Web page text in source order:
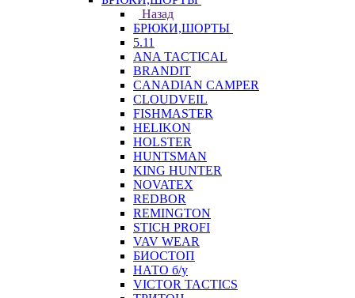
Назад
БРЮКИ,ШОРТЫ
5.11
ANA TACTICAL
BRANDIT
CANADIAN CAMPER
CLOUDVEIL
FISHMASTER
HELIKON
HOLSTER
HUNTSMAN
KING HUNTER
NOVATEX
REDBOR
REMINGTON
STICH PROFI
VAV WEAR
БИОСТОП
НАТО б/у
VICTOR TACTICS